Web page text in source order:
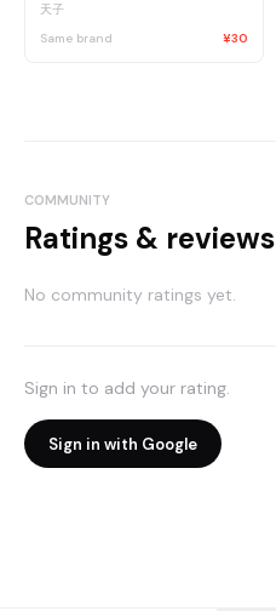
天子
Same brand
¥30
COMMUNITY
Ratings & reviews
No community ratings yet.
Sign in to add your rating.
Sign in with Google